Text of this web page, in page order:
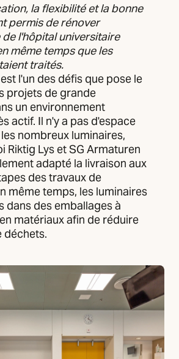
la flexibilité et la bonne
permis de rénover
l'hôpital universitaire
même temps que les
traités.
l'un des défis que pose le
projets de grande
un environnement
actif. Il n'y a pas d'espace
nombreux luminaires,
Riktig Lys et SG Armaturen
adapté la livraison aux
des travaux de
même temps, les luminaires
dans des emballages à
matériaux afin de réduire
déchets.